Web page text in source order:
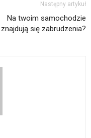
Następny artykuł
Na twoim samochodzie
znajdują się zabrudzenia?